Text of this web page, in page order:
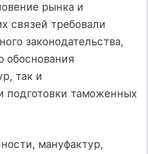
рынка и
связей требовали
законодательства,
обоснования
так и
подготовки таможенных
мануфактур,